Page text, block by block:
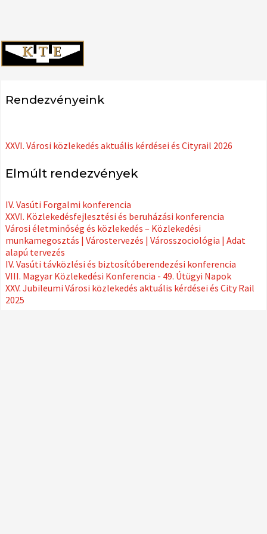
Rendezvényeink
XXVI. Városi közlekedés aktuális kérdései és Cityrail 2026
Elmúlt rendezvények
IV. Vasúti Forgalmi konferencia
XXVI. Közlekedésfejlesztési és beruházási konferencia
Városi életminőség és közlekedés – Közlekedési
munkamegosztás | Várostervezés | Városszociológia | Adat
alapú tervezés
IV. Vasúti távközlési és biztosítóberendezési konferencia
VIII. Magyar Közlekedési Konferencia - 49. Útügyi Napok
XXV. Jubileumi Városi közlekedés aktuális kérdései és City Rail
2025